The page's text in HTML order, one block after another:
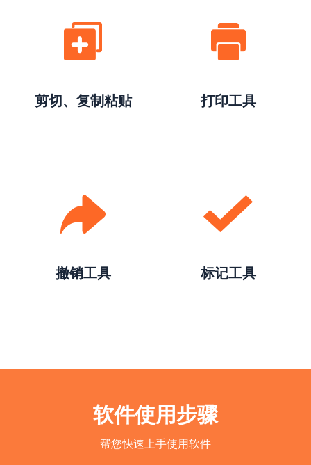
剪切、复制粘贴 打印工具
撤销工具 标记工具
软件使用步骤
帮您快速上手使用软件